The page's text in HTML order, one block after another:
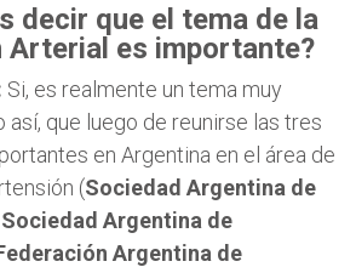
decir que el tema de la
Arterial es importante?
Si, es realmente un tema muy
así, que luego de reunirse las tres
en Argentina en el área de
(Sociedad Argentina de
Argentina de
Argentina de